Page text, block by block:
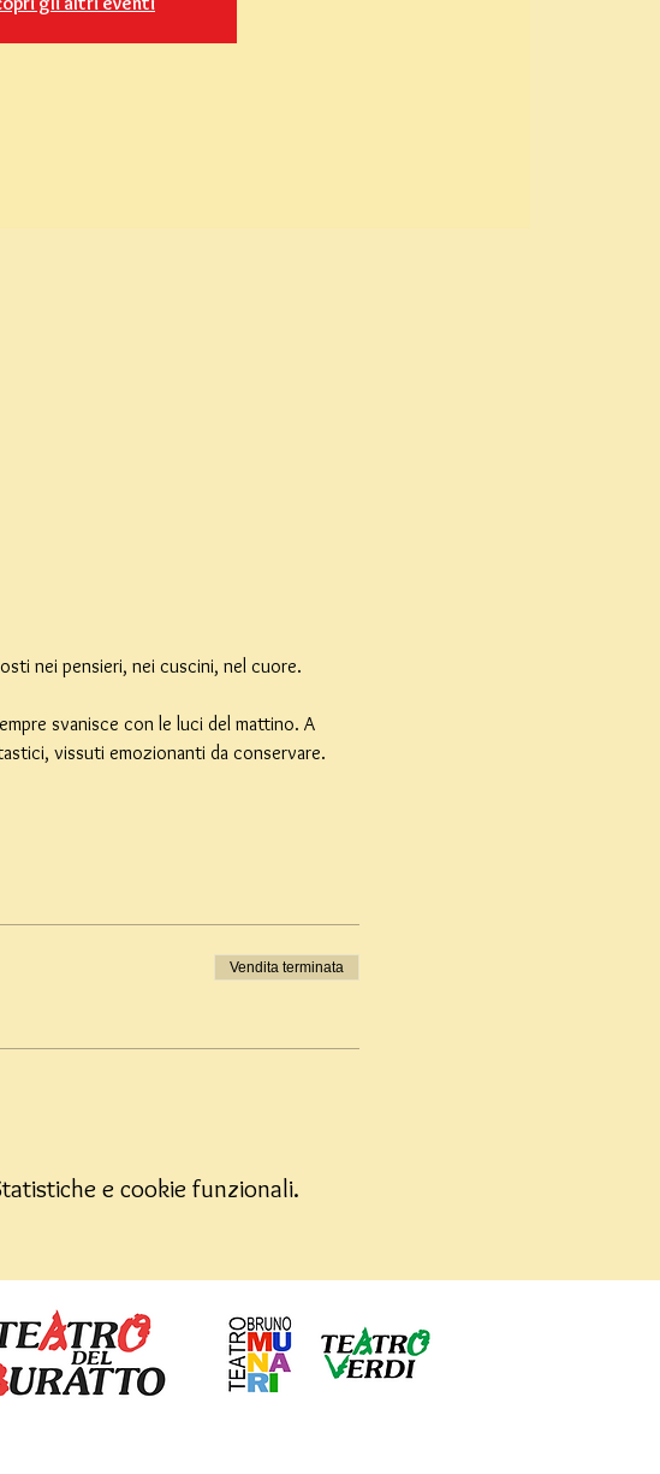
nei pensieri, nei cuscini, nel cuore.
svanisce con le luci del mattino. A
vissuti emozionanti da conservare.
Vendita terminata
e cookie funzionali.